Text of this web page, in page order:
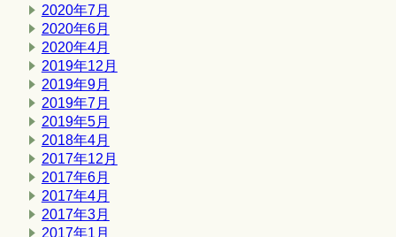
2020年7月
2020年6月
2020年4月
2019年12月
2019年9月
2019年7月
2019年5月
2018年4月
2017年12月
2017年6月
2017年4月
2017年3月
2017年1月